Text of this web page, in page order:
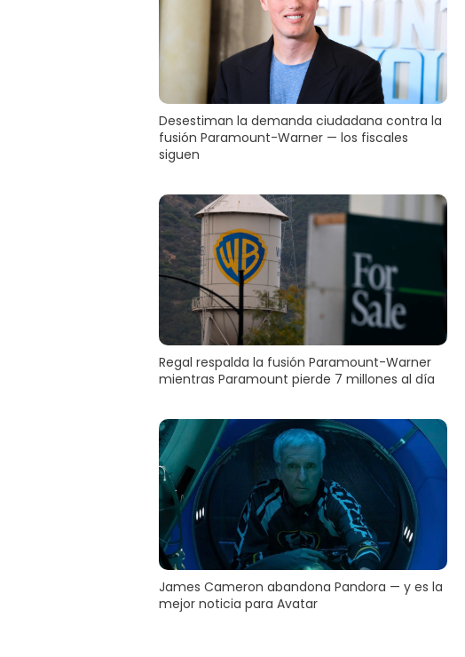
Desestiman la demanda ciudadana contra la
fusión Paramount-Warner — los fiscales
siguen
Regal respalda la fusión Paramount-Warner
mientras Paramount pierde 7 millones al día
James Cameron abandona Pandora — y es la
mejor noticia para Avatar